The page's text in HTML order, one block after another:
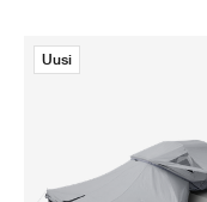
Uusi